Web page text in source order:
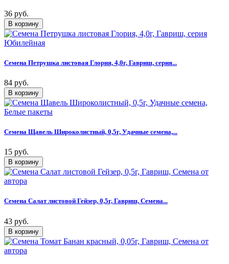
36 руб.
Семена Петрушка листовая Глория, 4,0г, Гавриш, серия...
84 руб.
Семена Щавель Широколистный, 0,5г, Удачные семена,...
15 руб.
Семена Салат листовой Гейзер, 0,5г, Гавриш, Семена...
43 руб.